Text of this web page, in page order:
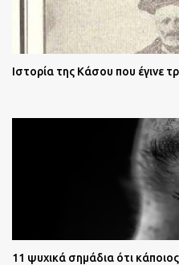
Ιστορία της Κάσου που έγινε
11 ψυχικά σημάδια ότι